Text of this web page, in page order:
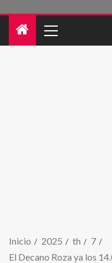
Inicio 2025 th
7
El Decano Roza ya los